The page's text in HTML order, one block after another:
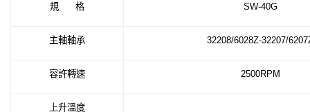
規 格 SW-40G
主軸軸承 32208/6028Z-32207/
容許轉速 2500RPM
上升溫度